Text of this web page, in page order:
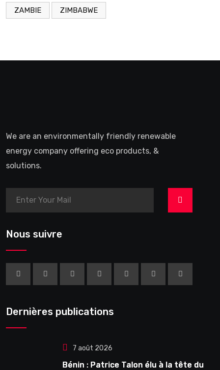
ZAMBIE ZIMBABWE
We are an environmentally friendly renewable
energy company offering eco products, &
solutions.
>
Nous suivre
Dernières publications
7 août 2026
Bénin : Patrice Talon élu à la tête du